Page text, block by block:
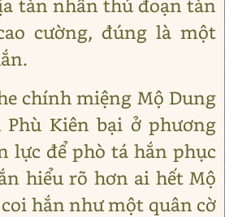
tàn nhẫn thủ đoạn tàn
cường, đúng là một
chính miệng Mộ Dung
Phù Kiên bại ở phương
lực để phò tá hắn phục
hiểu rõ hơn ai hết Mộ
hắn như một quân cờ